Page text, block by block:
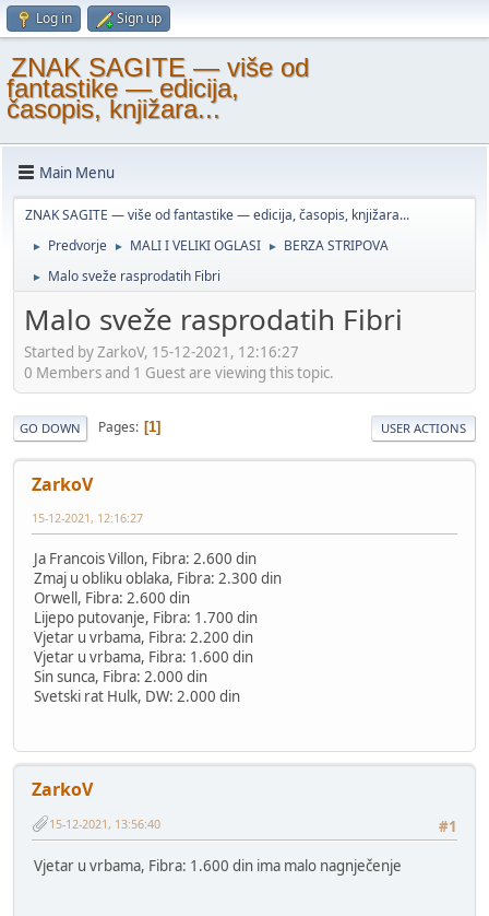
Log in Sign up
ZNAK SAGITE — više od
fantastike — edicija,
časopis, knjižara...
Main Menu
ZNAK SAGITE — više od fantastike — edicija, časopis, knjižara...
► Predvorje ► MALI I VELIKI OGLASI ► BERZA STRIPOVA
► Malo sveže rasprodatih Fibri
Malo sveže rasprodatih Fibri
Started by ZarkoV, 15-12-2021, 12:16:27
0 Members and 1 Guest are viewing this topic.
GO DOWN Pages 1 USER ACTIONS
ZarkoV
15-12-2021, 12:16:27
Ja Francois Villon, Fibra: 2.600 din
Zmaj u obliku oblaka, Fibra: 2.300 din
Orwell, Fibra: 2.600 din
Lijepo putovanje, Fibra: 1.700 din
Vjetar u vrbama, Fibra: 2.200 din
Vjetar u vrbama, Fibra: 1.600 din
Sin sunca, Fibra: 2.000 din
Svetski rat Hulk, DW: 2.000 din
ZarkoV
#1
15-12-2021, 13:56:40
Vjetar u vrbama, Fibra: 1.600 din ima malo nagnječenje